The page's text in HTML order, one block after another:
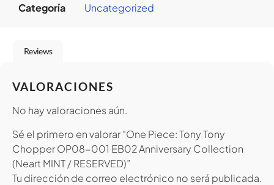
Categoría Uncategorized
Reviews
VALORACIONES
No hay valoraciones aún.
Sé el primero en valorar “One Piece: Tony Tony
Chopper OP08-001 EB02 Anniversary Collection
(Neart MINT / RESERVED)”
Tu dirección de correo electrónico no será publicada.